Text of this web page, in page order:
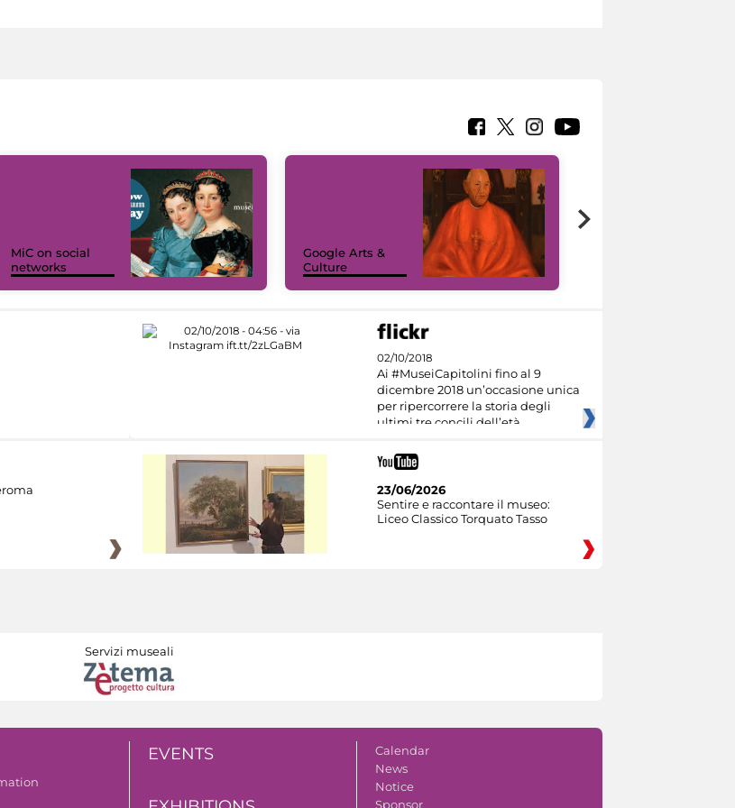
MiC on social
networks
Google Arts &
Culture
02/10/2018
Ai #MuseiCapitolini fino al 9
dicembre 2018 un’occasione unica
per ripercorrere la storia degli
ultimi tre concili dell’età
23/06/2026
Sentire e raccontare il museo:
Liceo Classico Torquato Tasso
Servizi museali
EVENTS
Calendar
News
Notice
Sponsor